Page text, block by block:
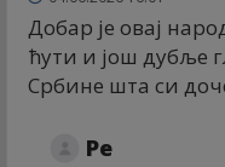
Добар је овај
ћути и још дубље
Србине шта си
Ре